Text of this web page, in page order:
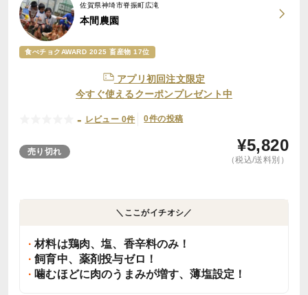
佐賀県神埼市脊振町広滝
本間農園
食べチョクAWARD 2025 畜産物 17位
アプリ初回注文限定
今すぐ使えるクーポンプレゼント中
- レビュー 0件 0件の投稿
売り切れ ¥5,820
（税込/送料別）
＼ここがイチオシ／
材料は鶏肉、塩、香辛料のみ！
飼育中、薬剤投与ゼロ！
噛むほどに肉のうまみが増す、薄塩設定！